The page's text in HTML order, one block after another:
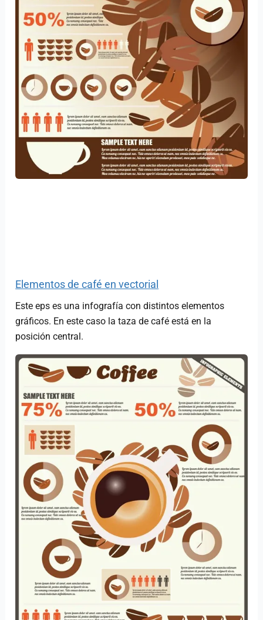
Elementos de café en vectorial
Este eps es una infografía con distintos elementos
gráficos. En este caso la taza de café está en la
posición central.